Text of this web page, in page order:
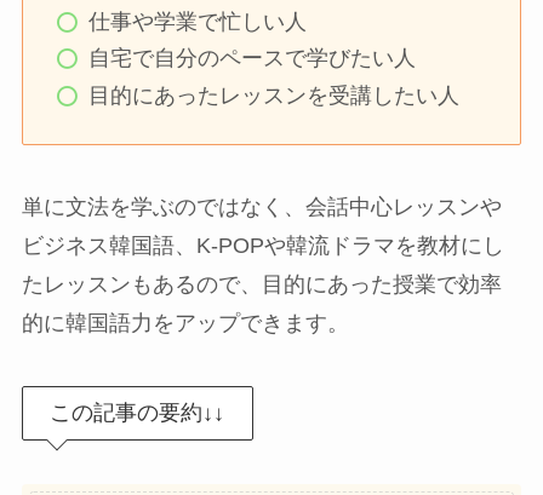
仕事や学業で忙しい人
自宅で自分のペースで学びたい人
目的にあったレッスンを受講したい人
単に文法を学ぶのではなく、会話中心レッスンや
ビジネス韓国語、K-POPや韓流ドラマを教材にし
たレッスンもあるので、目的にあった授業で効率
的に韓国語力をアップできます。
この記事の要約↓↓